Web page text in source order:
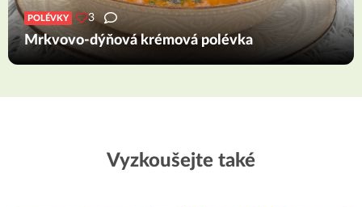
POLÉVKY 3
Mrkvovo-dýňová krémová polévka
Vyzkoušejte také